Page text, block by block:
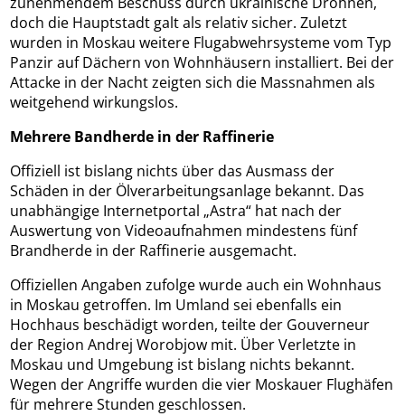
doch die Hauptstadt galt als relativ sicher. Zuletzt
wurden in Moskau weitere Flugabwehrsysteme vom Typ
Panzir auf Dächern von Wohnhäusern installiert. Bei der
Attacke in der Nacht zeigten sich die Massnahmen als
weitgehend wirkungslos.
Mehrere Bandherde in der Raffinerie
Offiziell ist bislang nichts über das Ausmass der
Schäden in der Ölverarbeitungsanlage bekannt. Das
unabhängige Internetportal „Astra“ hat nach der
Auswertung von Videoaufnahmen mindestens fünf
Brandherde in der Raffinerie ausgemacht.
Offiziellen Angaben zufolge wurde auch ein Wohnhaus
in Moskau getroffen. Im Umland sei ebenfalls ein
Hochhaus beschädigt worden, teilte der Gouverneur
der Region Andrej Worobjow mit. Über Verletzte in
Moskau und Umgebung ist bislang nichts bekannt.
Wegen der Angriffe wurden die vier Moskauer Flughäfen
für mehrere Stunden geschlossen.